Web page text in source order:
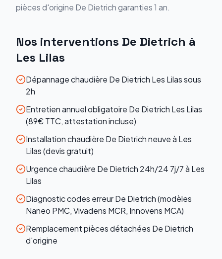
pièces d'origine De Dietrichgaranties 1 an.
Nos interventions De Dietrich à
Les Lilas
Dépannage chaudière De Dietrich Les Lilas sous
2h
Entretien annuel obligatoire De Dietrich Les Lilas
(89€ TTC, attestation incluse)
Installation chaudière De Dietrich neuve à Les
Lilas (devis gratuit)
Urgence chaudière De Dietrich 24h/24 7j/7 à Les
Lilas
Diagnostic codes erreur De Dietrich (modèles
Naneo PMC, Vivadens MCR, Innovens MCA)
Remplacement pièces détachées De Dietrich
d'origine